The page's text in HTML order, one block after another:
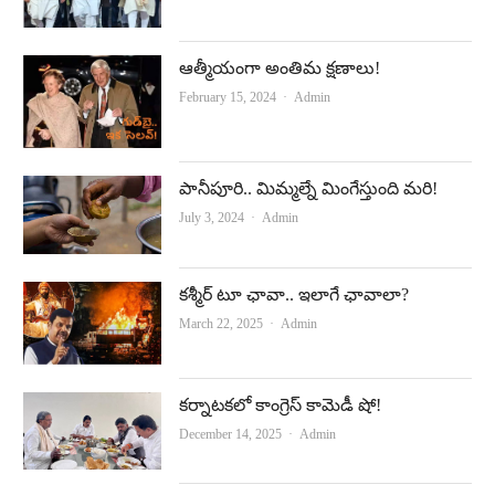
ఆత్మీయంగా అంతిమ క్షణాలు!
February 15, 2024 Author
Admin
పానీపూరి.. మిమ్మల్నే మింగేస్తుంది మరి!
July 3, 2024 Author
Admin
కశ్మీర్‌ టూ ఛావా.. ఇలాగే ఛావాలా?
March 22, 2025 Author
Admin
కర్నాటకలో కాంగ్రెస్‌ కామెడీ షో!
December 14, 2025 Author
Admin